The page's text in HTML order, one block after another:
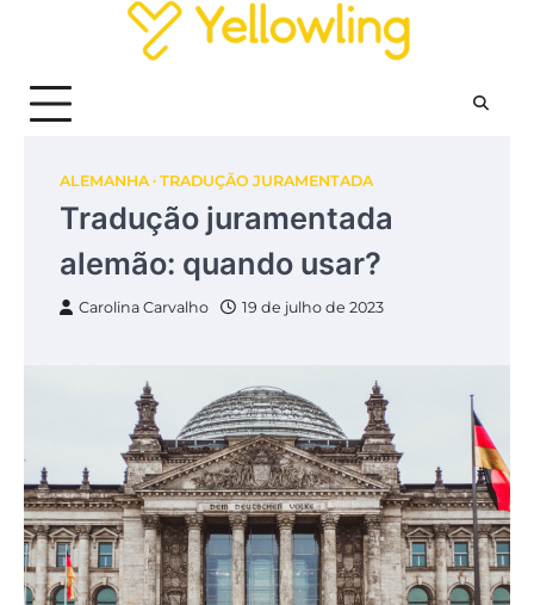
ALEMANHA TRADUÇÃO JURAMENTADA
Tradução juramentada
alemão: quando usar?
Carolina Carvalho 19 de julho de 2023